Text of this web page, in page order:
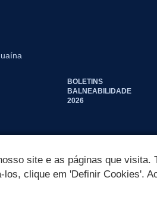
BOLETINS
BALNEABILIDADE
2026
site e as páginas que visita.
clique em 'Definir Cookies'.